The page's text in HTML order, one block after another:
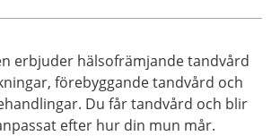
erbjuder hälsofrämjande tandvård
förebyggande tandvård och
Du får tandvård och blir
efter hur din mun mår.